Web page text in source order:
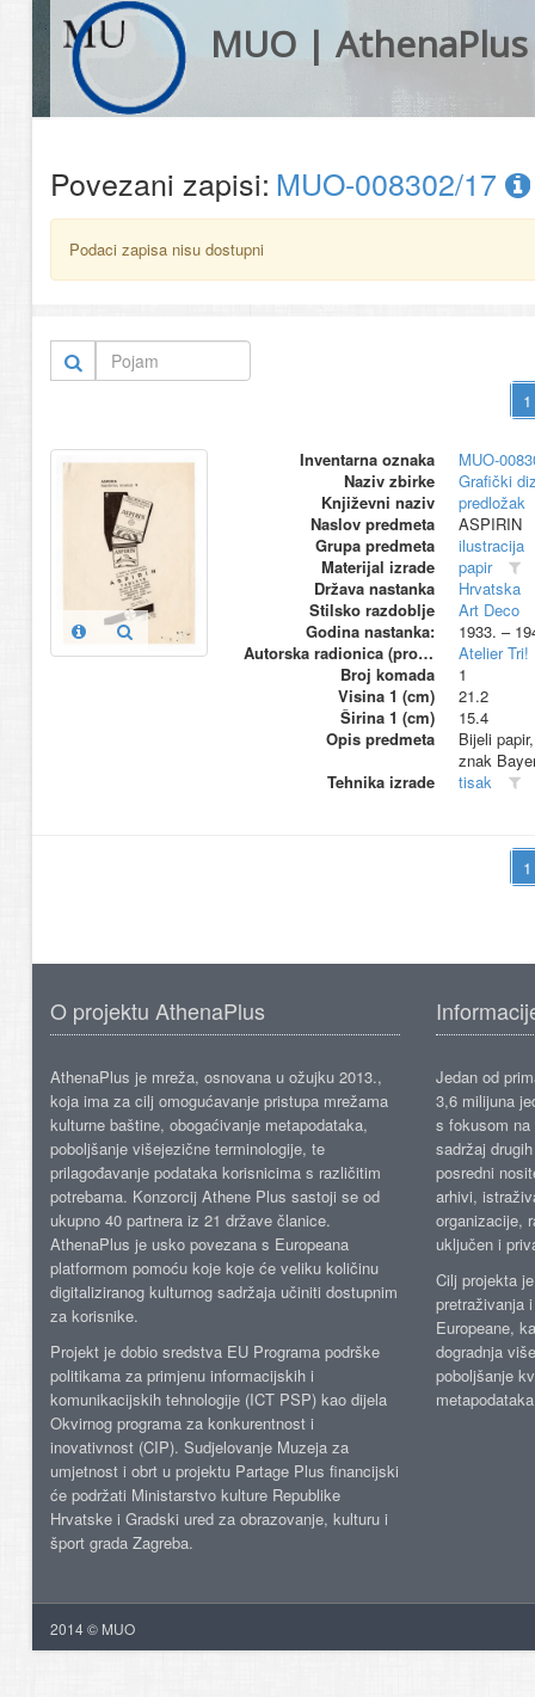
MUO | AthenaPlus
Povezani zapisi: MUO-008302/17
Podaci zapisa nisu dostupni
Inventarna oznaka
MUO-
Naziv zbirke
Grafički
Književni naziv
predložak
Naslov predmeta
ASPIRIN
Grupa predmeta
ilustracija
Materijal izrade
papir
Država nastanka
Hrvatska
Stilsko razdoblje
Art Deco
Godina nastanka:
1933. –
Autorska radionica (proizvođač)
Atelier Tri!
Broj komada
1
Visina 1 (cm)
21.2
Širina 1 (cm)
15.4
Opis predmeta
Bijeli
znak
Tehnika izrade
tisak
O projektu AthenaPlus
AthenaPlus je mreža, osnovana u ožujku 2013.,
koja ima za cilj omogućavanje pristupa mrežama
kulturne baštine, obogaćivanje metapodataka,
poboljšanje višejezične terminologije, te
prilagođavanje podataka korisnicima s različitim
potrebama. Konzorcij Athene Plus sastoji se od
ukupno 40 partnera iz 21 države članice.
AthenaPlus je usko povezana s Europeana
platformom pomoću koje koje će veliku količinu
digitaliziranog kulturnog sadržaja učiniti dostupnim
za korisnike.
Projekt je dobio sredstva EU Programa podrške
politikama za primjenu informacijskih i
komunikacijskih tehnologije (ICT PSP) kao dijela
Okvirnog programa za konkurentnost i
inovativnost (CIP). Sudjelovanje Muzeja za
umjetnost i obrt u projektu Partage Plus financijski
će podržati Ministarstvo kulture Republike
Hrvatske i Gradski ured za obrazovanje, kulturu i
šport grada Zagreba.
Jedan od
3,6 milijuna
s fokusom
sadržaj
posredni
arhivi,
organizacije,
uključen i
Cilj projekta
pretraživanja
Europeane,
dogradnja
poboljšanje
2014 © MUO